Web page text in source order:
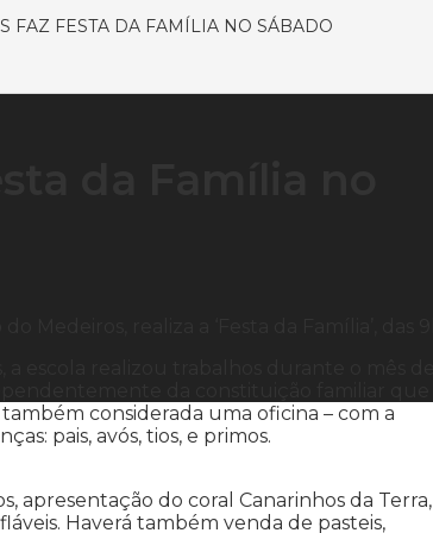
FAZ FESTA DA FAMÍLIA NO SÁBADO
considerada uma oficina – com a
pais, avós, tios, e primos.
apresentação do coral Canarinhos da Terra,
Haverá também venda de pasteis,